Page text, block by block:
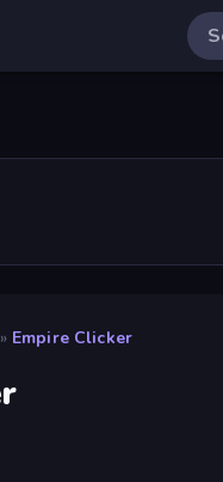
» Empire Clicker